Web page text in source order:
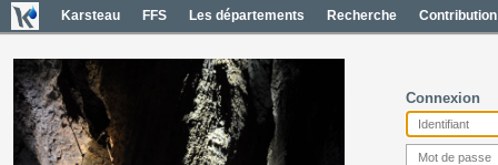
Karsteau FFS Les départements Recherche Contribution
Connexion